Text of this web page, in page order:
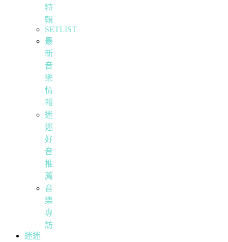
特
輯
SETLIST
最
新
音
樂
情
報
迷
迷
好
音
推
薦
音
樂
專
訪
迷迷